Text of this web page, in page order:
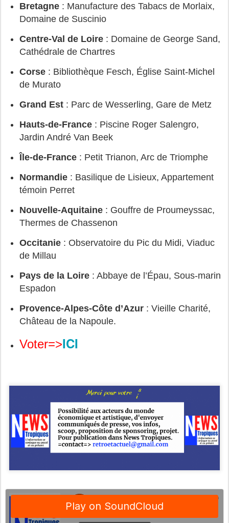
Bretagne : Manufacture des Tabacs de Morlaix
Domaine de Suscinio
Centre‑Val de Loire : Domaine de George Sand
Cathédrale de Chartres
Corse : Bibliothèque Fesch, Église Saint‑Michel
de Murato
Grand Est : Parc de Wesserling, Gare de Metz
Hauts‑de‑France : Piscine Roger Salengro
Jardin André Van Beek
Île‑de‑France : Petit Trianon, Arc de Triomphe
Normandie : Basilique de Lisieux, Appartement
témoin Perret
Nouvelle‑Aquitaine : Gouffre de Proumeyssac
Thermes de Chassenon
Occitanie : Observatoire du Pic du Midi, Viaduc
de Millau
Pays de la Loire : Abbaye de l’Épau, Sous‑marin
Espadon
Provence‑Alpes‑Côte d’Azur : Vieille Charité
Château de la Napoule.
Voter=>ICI